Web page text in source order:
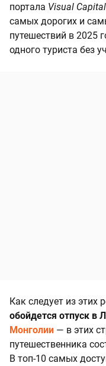
портала Visual
самых дорогих и
путешествий в 2025
одного туриста без
Как следует из этих
обойдется отпуск в
Монголии — в этих
путешественника
В топ-10 самых